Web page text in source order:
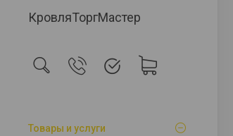
КровляТоргМастер
Товары и услуги